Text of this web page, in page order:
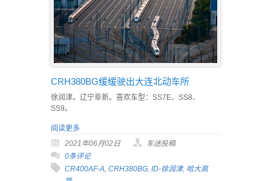
CRH380BG缓缓驶出大连北动车所
徐润津。辽宁阜新。喜欢车型：SS7E、SS8、
SS9。
阅读更多
2021年06月02日
车迷投稿
0条评论
CR400AF-A, CRH380BG, ID-徐润津, 哈大高